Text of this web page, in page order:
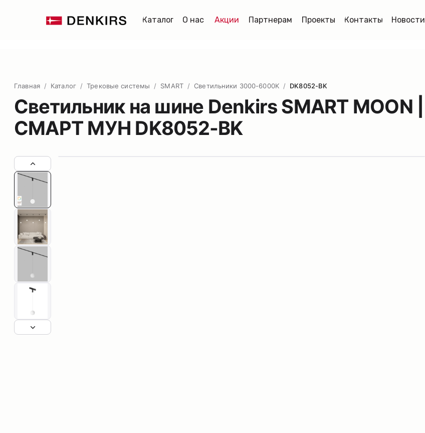
Каталог О нас Партнерам Контакты Новости
Проекты
Акции
Главная / Каталог / Трековые системы / SMART / Светильники 3000-6000K / DK8052-BK
Светильник на шине Denkirs SMART MOON |
СМАРТ МУН DK8052-BK